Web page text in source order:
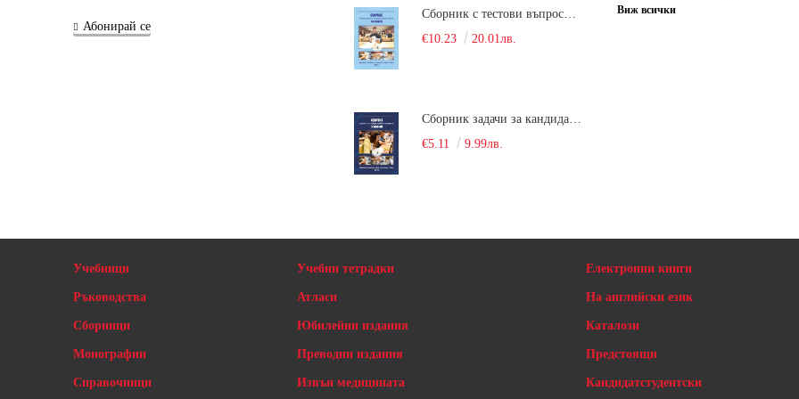
Абонирай се
Сборник с тестови въпроси за кандидатстудентски изпит по химия. 2022
€10.23
20.01лв.
Сборник задачи за кандидатстудентски изпит по химия
€5.11
9.99лв.
Виж всички
Учебници
Ръководства
Сборници
Монографии
Справочници
Учебни тетрадки
Атласи
Юбилейни издания
Преводни издания
Извън медицината
Електронни книги
На английски език
Каталози
Предстоящи
Кандидатстудентски